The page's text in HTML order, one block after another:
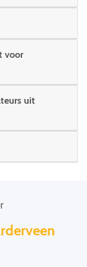
voor
uit